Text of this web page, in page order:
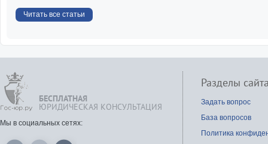
Читать все статьи
БЕСПЛАТНАЯ
ЮРИДИЧЕСКАЯ КОНСУЛЬТАЦИЯ
Мы в социальных сетях:
Разделы
Задать вопрос
База вопросов
Политика